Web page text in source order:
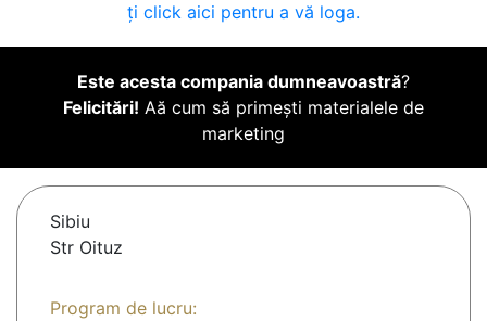
ți click aici pentru a vă loga.
Este acesta compania dumneavoastră?
Felicitări! Aă cum să primești materialele de
marketing
Sibiu
Str Oituz
Program de lucru: